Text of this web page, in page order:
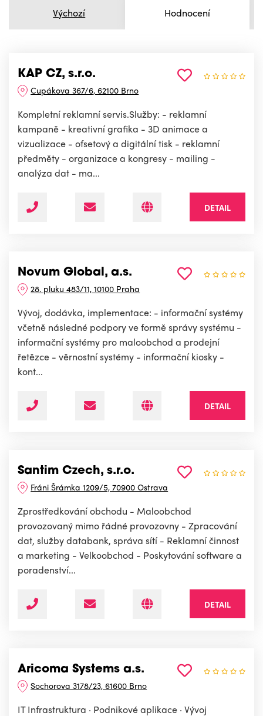
Výchozí Hodnocení
KAP CZ, s.r.o.
Cupákova 367/6, 62100 Brno
Kompletní reklamní servis.Služby: - reklamní
kampaně - kreativní grafika - 3D animace a
vizualizace - ofsetový a digitální tisk - reklamní
předměty - organizace a kongresy - mailing -
analýza dat - ma...
DETAIL
Novum Global, a.s.
28. pluku 483/11, 10100 Praha
Vývoj, dodávka, implementace: - informační systémy
včetně následné podpory ve formě správy systému -
informační systémy pro maloobchod a prodejní
řetězce - věrnostní systémy - informační kiosky -
kont...
DETAIL
Santim Czech, s.r.o.
Fráni Šrámka 1209/5, 70900 Ostrava
Zprostředkování obchodu - Maloobchod
provozovaný mimo řádné provozovny - Zpracování
dat, služby databank, správa sítí - Reklamní činnost
a marketing - Velkoobchod - Poskytování software a
poradenství...
DETAIL
Aricoma Systems a.s.
Sochorova 3178/23, 61600 Brno
IT Infrastruktura · Podnikové aplikace · Vývoj